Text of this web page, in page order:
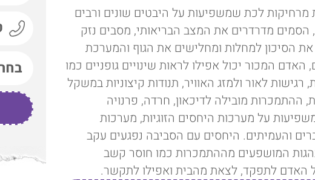
לכת שמשפיעות על היבטים שונים ורבים
הסמים מדרדרים את המצב הבריאותי, מסבים נזק
את הסיכון למחלות ומחלישים את הגוף והמערכת
המכור יכול אפילו לראות שינויים גופניים כמו
רגישות לאור ולמזג האוויר, תנודות קיצוניות במשקל
ההתמכרות מובילה לדיכאון, חרדה, פרנויה
על מערכות היחסים הזוגיות, מערכות
והעמיתים. היחסים עם הסביבה נפגעים עקב
המושפעים מההתמכרות כמו חוסר קשב
האדם לתפקד, לצאת מהבית ואפילו לתקשר.